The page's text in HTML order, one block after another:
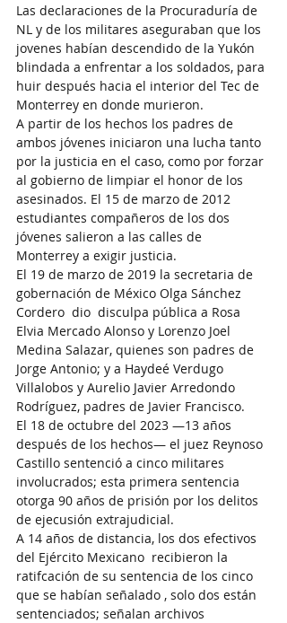
Las declaraciones de la Procuraduría de
NL y de los militares aseguraban que los
jovenes habían descendido de la Yukón
blindada a enfrentar a los soldados, para
huir después hacia el interior del Tec de
Monterrey en donde murieron.
A partir de los hechos los padres de
ambos jóvenes iniciaron una lucha tanto
por la justicia en el caso, como por forzar
al gobierno de limpiar el honor de los
asesinados. El 15 de marzo de 2012
estudiantes compañeros de los dos
jóvenes salieron a las calles de
Monterrey a exigir justicia.
El 19 de marzo de 2019 la secretaria de
gobernación de México Olga Sánchez
Cordero  dio  disculpa pública a Rosa
Elvia Mercado Alonso y Lorenzo Joel
Medina Salazar, quienes son padres de
Jorge Antonio; y a Haydeé Verdugo
Villalobos y Aurelio Javier Arredondo
Rodríguez, padres de Javier Francisco.
El 18 de octubre del 2023 —13 años
después de los hechos— el juez Reynoso
Castillo sentenció a cinco militares
involucrados; esta primera sentencia
otorga 90 años de prisión por los delitos
de ejecusión extrajudicial.
A 14 años de distancia, los dos efectivos
del Ejército Mexicano recibieron la
ratifcación de su sentencia de los cinco
que se habían señalado , solo dos están
sentenciados; señalan archivos